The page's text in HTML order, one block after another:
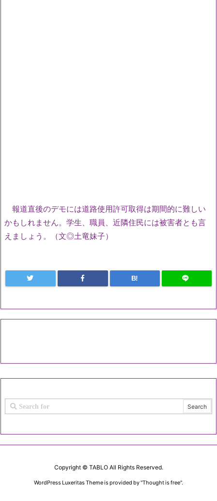
報道直後のデモには道路使用許可取得は期間的に難しい
かもしれません。学生、職員、近隣住民には被害者とも言
えましょう。（文◎土竜妹子）
B!
Copyright © TABLOAll Rights Reserved.
WordPress Luxeritas Theme is provided by "Thought is free".